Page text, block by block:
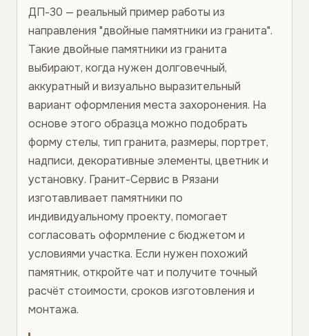
ДП-30 — реальный пример работы из
направления "двойные памятники из гранита".
Такие двойные памятники из гранита
выбирают, когда нужен долговечный,
аккуратный и визуально выразительный
вариант оформления места захоронения. На
основе этого образца можно подобрать
форму стелы, тип гранита, размеры, портрет,
надписи, декоративные элементы, цветник и
установку. Гранит-Сервис в Рязани
изготавливает памятники по
индивидуальному проекту, помогает
согласовать оформление с бюджетом и
условиями участка. Если нужен похожий
памятник, откройте чат и получите точный
расчёт стоимости, сроков изготовления и
монтажа.